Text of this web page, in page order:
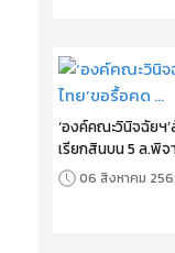
‘องค์คณะวินิจฉัยฯ
เรียกสินบน 5 ล.พิ
06 สิงหาคม